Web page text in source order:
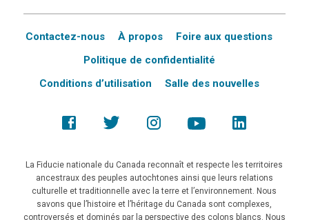
Contactez-nous À propos
Foire aux questions
Politique de confidentialité
Conditions d’utilisation
Salle des nouvelles
La Fiducie nationale du Canada reconnaît et respecte les territoires
ancestraux des peuples autochtones ainsi que leurs relations
culturelle et traditionnelle avec la terre et l’environnement. Nous
savons que l’histoire et l’héritage du Canada sont complexes,
controversés et dominés par la perspective des colons blancs. Nous